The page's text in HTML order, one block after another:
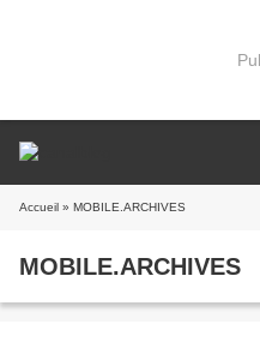
Accueil » MOBILE.ARCHIVES
MOBILE.ARCHIVES